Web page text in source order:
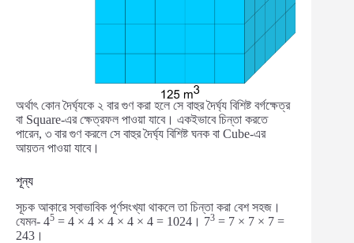
অর্থাৎ কোন দৈর্ঘ্যকে ২ বার গুণ করা হলে সে বাহুর দৈর্ঘ্য বিশিষ্ট বর্গক্ষেত্র
বা Square-এর ক্ষেত্রফল পাওয়া যাবে। একইভাবে চিন্তা করতে
পারেন, ৩ বার গুণ করলে সে বাহুর দৈর্ঘ্য বিশিষ্ট ঘনক বা Cube-এর
আয়তন পাওয়া যাবে।
শূন্য
সূচক আকারে স্বাভাবিক পূর্ণসংখ্যা থাকলে তা চিন্তা করা বেশ সহজ।
যেমন- 45 = 4 × 4 × 4 × 4 × 4 = 1024। 73 = 7 × 7 × 7 =
243।